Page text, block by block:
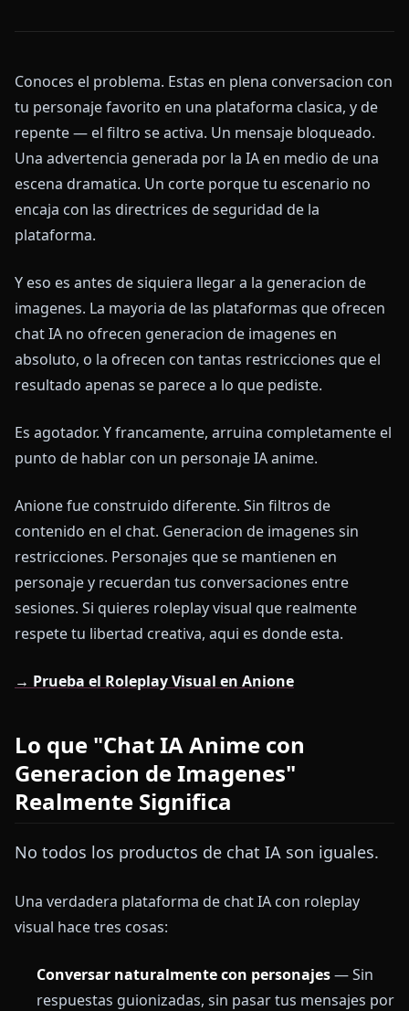
Conoces el problema. Estas en plena conversacion con
tu personaje favorito en una plataforma clasica, y de
repente — el filtro se activa. Un mensaje bloqueado.
Una advertencia generada por la IA en medio de una
escena dramatica. Un corte porque tu escenario no
encaja con las directrices de seguridad de la
plataforma.
Y eso es antes de siquiera llegar a la generacion de
imagenes. La mayoria de las plataformas que ofrecen
chat IA no ofrecen generacion de imagenes en
absoluto, o la ofrecen con tantas restricciones que el
resultado apenas se parece a lo que pediste.
Es agotador. Y francamente, arruina completamente el
punto de hablar con un personaje IA anime.
Anione fue construido diferente. Sin filtros de
contenido en el chat. Generacion de imagenes sin
restricciones. Personajes que se mantienen en
personaje y recuerdan tus conversaciones entre
sesiones. Si quieres roleplay visual que realmente
respete tu libertad creativa, aqui es donde esta.
→ Prueba el Roleplay Visual en Anione
Lo que "Chat IA Anime con
Generacion de Imagenes"
Realmente Significa
No todos los productos de chat IA son iguales.
Una verdadera plataforma de chat IA con roleplay
visual hace tres cosas:
Conversar naturalmente con personajes— Sin
respuestas guionizadas, sin pasar tus mensajes por